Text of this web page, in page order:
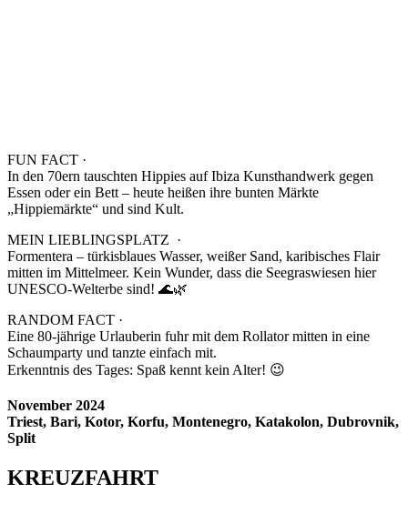
FUN FACT ·
In den 70ern tauschten Hippies auf Ibiza Kunsthandwerk gegen
Essen oder ein Bett – heute heißen ihre bunten Märkte
„Hippiemärkte“ und sind Kult.
MEIN LIEBLINGSPLATZ ·
Formentera – türkisblaues Wasser, weißer Sand, karibisches Flair
mitten im Mittelmeer. Kein Wunder, dass die Seegraswiesen hier
UNESCO-Welterbe sind! 🌊🌿
RANDOM FACT ·
Eine 80-jährige Urlauberin fuhr mit dem Rollator mitten in eine
Schaumparty und tanzte einfach mit.
Erkenntnis des Tages: Spaß kennt kein Alter! 😉
November 2024
Triest, Bari, Kotor, Korfu, Montenegro, Katakolon, Dubrovnik,
Split
KREUZFAHRT